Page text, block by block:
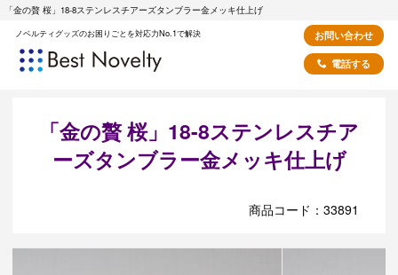
「金の贅 桜」18-8ステンレスチアーズタンブラー金メッキ仕上げ
ノベルティグッズのお困りごとを対応力No.1で解決
お問い合わせ
電話する
「金の贅 桜」18-8ステンレスチア
ーズタンブラー金メッキ仕上げ
商品コード：33891